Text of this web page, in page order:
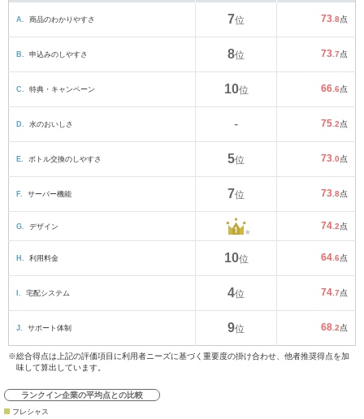
A. 商品のわかりやすさ 7位 73 .8点
B. 申込みのしやすさ 8位 73 .7点
C. 特典・キャンペーン 10位 66 .6点
D. 水のおいしさ - 75 .2点
E. ボトル交換のしやすさ 5位 73 .0点
F. サーバー機能 7位 73 .8点
G. デザイン 74 .2点
H. 利用料金 10位 64 .6点
I. 宅配システム 4位 74 .7点
J. サポート体制 9位 68 .2点
※総合得点は上記の評価項目に利用者ニーズに基づく重要度の掛け合わせ、他者推奨得点を加
味して算出しています。
ランクイン企業の平均点との比較
フレシャス